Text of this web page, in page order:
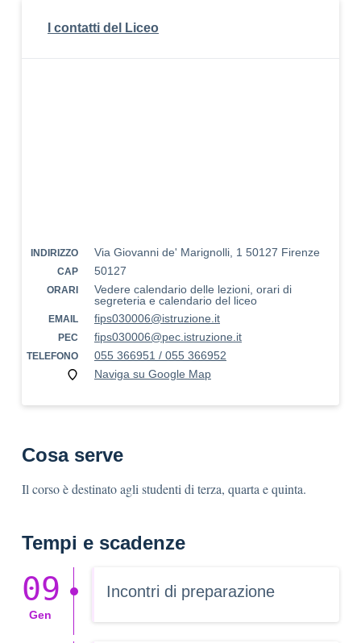
I contatti del Liceo
INDIRIZZO Via Giovanni de' Marignolli, 1 50127 Firenze
CAP 50127
ORARI
Vedere calendario delle lezioni, orari di
segreteria e calendario del liceo
EMAIL fips030006@istruzione.it
PEC fips030006@pec.istruzione.it
TELEFONO
055 366951 / 055 366952
Naviga su Google Map
Cosa serve
Il corso è destinato agli studenti di terza, quarta e quinta.
Tempi e scadenze
09
Gen
Incontri di preparazione